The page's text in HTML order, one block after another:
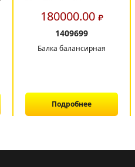
180000.00
1409699
Балка балансирная
Подробнее